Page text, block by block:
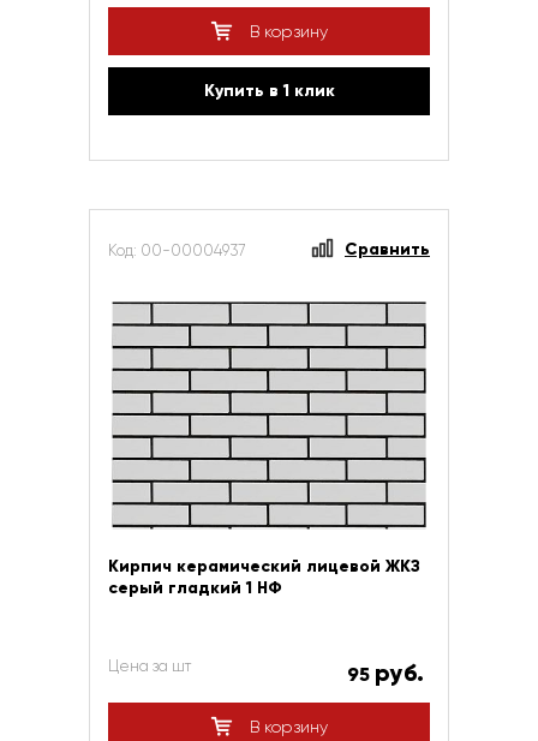
В корзину
Купить в 1 клик
Код: 00-00004937 Сравнить
Кирпич керамический лицевой ЖКЗ
серый гладкий 1 НФ
Цена за шт 95 руб.
В корзину